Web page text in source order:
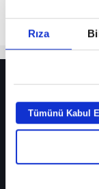
Rıza
Tümünü Kabul
Fenerbahçe’de sürpriz
Fenerbahçe’nin yeni
Galatasaray’da rota